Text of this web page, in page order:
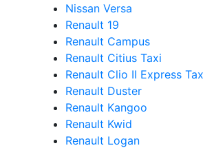
Nissan Versa
Renault 19
Renault Campus
Renault Citius Taxi
Renault Clio II Express
Renault Duster
Renault Kangoo
Renault Kwid
Renault Logan